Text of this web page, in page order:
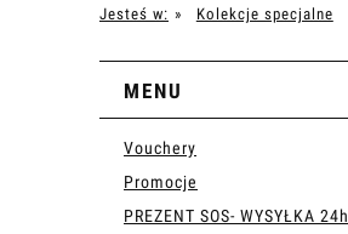
Jesteś w: » Kolekcje specjalne
MENU
Vouchery
Promocje
PREZENT SOS- WYSYŁKA 24h